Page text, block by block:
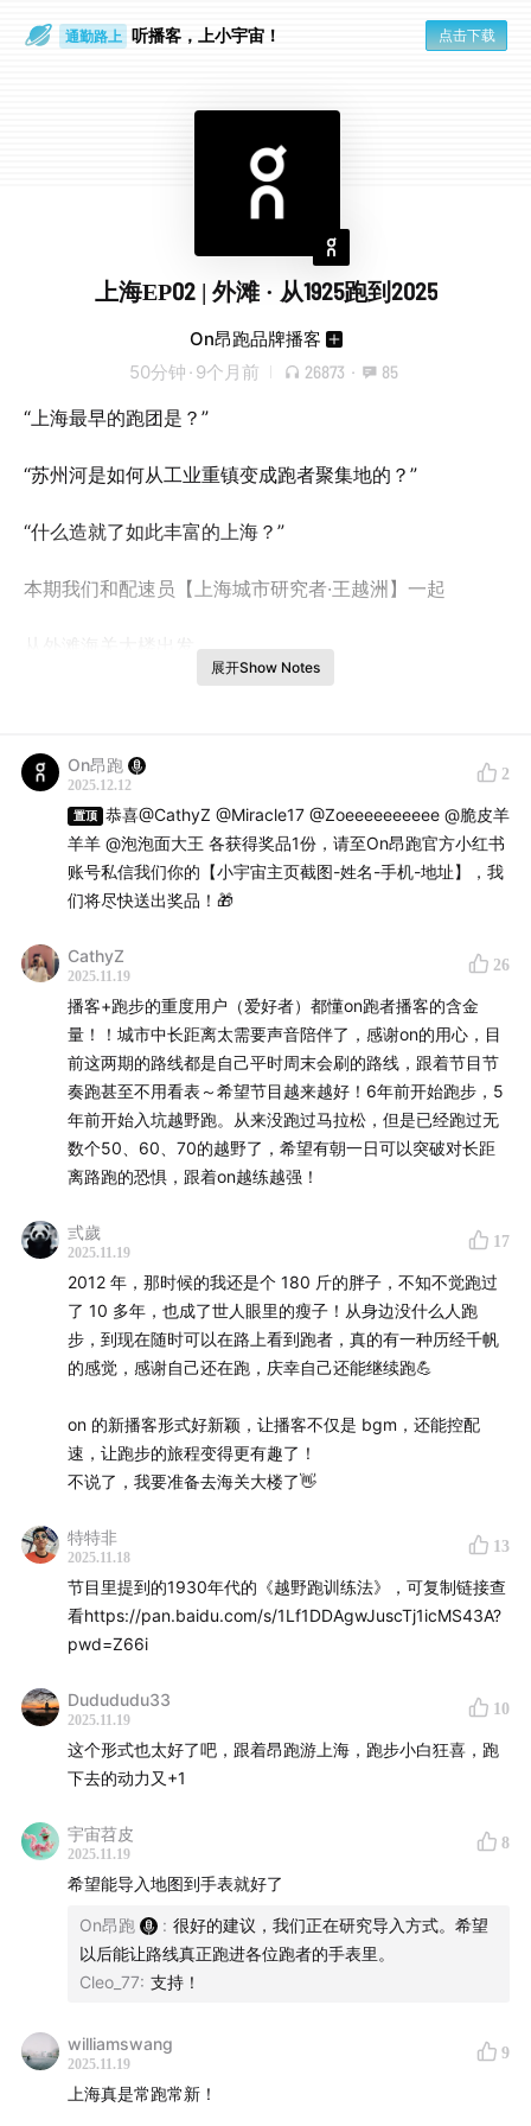
通勤路上 听播客，上小宇宙！ 点击下载
上海EP02 | 外滩 · 从1925跑到2025
On昂跑品牌播客
50分钟 · 9个月前 26873 · 85
“上海最早的跑团是？”
“苏州河是如何从工业重镇变成跑者聚集地的？”
“什么造就了如此丰富的上海？”
本期我们和配速员【上海城市研究者·王越洲】一起
从外滩海关大楼出发
最后回到海关大楼
用【6分配】丈量上海百年变迁
收听指南：
这是一档为【边跑边听】而设计的播客
用声音为跑者导航，让故事与脚步同频
1. 来到起点，戴上耳机
3. 若遇到红灯或需要休息，请暂停播放
4. 建议早上或者工作日体验，人流更少，跑得更畅快
本期概览：
距离：7.4 KM
配速：6′00″/KM
展开Show Notes
On昂跑
2025.12.12
2
置顶
恭喜@CathyZ @Miracle17 @Zoeeeeeeeeee @脆皮羊
羊羊 @泡泡面大王 各获得奖品1份，请至On昂跑官方小红书
账号私信我们你的【小宇宙主页截图-姓名-手机-地址】，我
们将尽快送出奖品！🎁
CathyZ
2025.11.19
26
播客+跑步的重度用户（爱好者）都懂on跑者播客的含金
量！！城市中长距离太需要声音陪伴了，感谢on的用心，目
前这两期的路线都是自己平时周末会刷的路线，跟着节目节
奏跑甚至不用看表～希望节目越来越好！6年前开始跑步，5
年前开始入坑越野跑。从来没跑过马拉松，但是已经跑过无
数个50、60、70的越野了，希望有朝一日可以突破对长距
离路跑的恐惧，跟着on越练越强！
弎歲
2025.11.19
17
2012 年，那时候的我还是个 180 斤的胖子，不知不觉跑过
了 10 多年，也成了世人眼里的瘦子！从身边没什么人跑
步，到现在随时可以在路上看到跑者，真的有一种历经千帆
的感觉，感谢自己还在跑，庆幸自己还能继续跑💪
on 的新播客形式好新颖，让播客不仅是 bgm，还能控配
速，让跑步的旅程变得更有趣了！
不说了，我要准备去海关大楼了👋
特特非
2025.11.18
13
节目里提到的1930年代的《越野跑训练法》，可复制链接查
看https://pan.baidu.com/s/1Lf1DDAgwJuscTj1icMS43A?
pwd=Z66i
Dudududu33
2025.11.19
10
这个形式也太好了吧，跟着昂跑游上海，跑步小白狂喜，跑
下去的动力又+1
宇宙苕皮
2025.11.19
8
希望能导入地图到手表就好了
On昂跑 : 很好的建议，我们正在研究导入方式。希望
以后能让路线真正跑进各位跑者的手表里。
Cleo_77: 支持！
williamswang
2025.11.19
9
上海真是常跑常新！